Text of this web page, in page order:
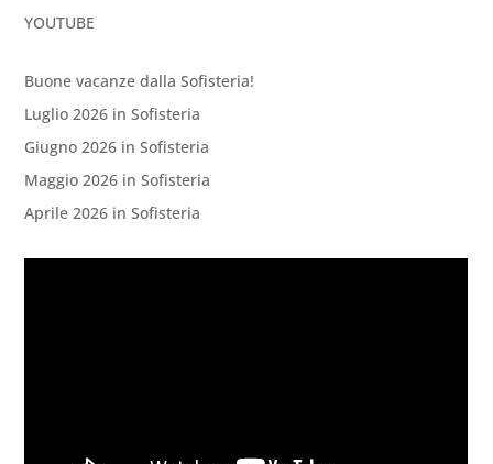
YOUTUBE
Buone vacanze dalla Sofisteria!
Luglio 2026 in Sofisteria
Giugno 2026 in Sofisteria
Maggio 2026 in Sofisteria
Aprile 2026 in Sofisteria